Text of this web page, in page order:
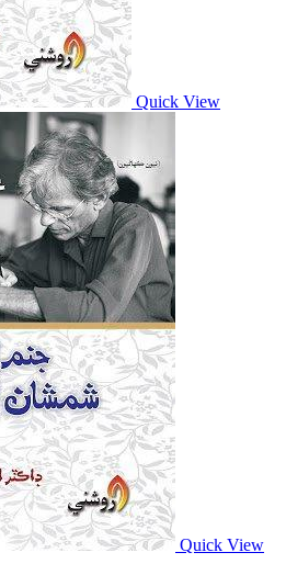
Quick View
Quick View